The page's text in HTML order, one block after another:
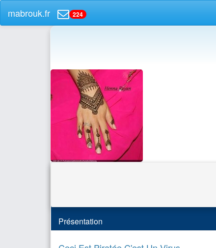
mabrouk.fr 224
Présentation